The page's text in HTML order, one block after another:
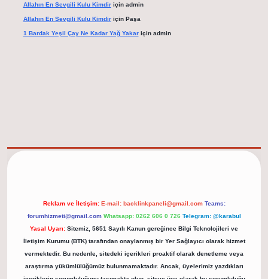
Allahın En Sevgili Kulu Kimdiriçin admin
Allahın En Sevgili Kulu Kimdiriçin Paşa
1 Bardak Yeşil Çay Ne Kadar Yağ Yakariçin admin
Reklam ve İletişim: E-mail: backlinkpaneli@gmail.com Teams:
forumhizmeti@gmail.com Whatsapp: 0262 606 0 726 Telegram: @karabul
Yasal Uyarı: Sitemiz, 5651 Sayılı Kanun gereğince Bilgi Teknolojileri ve
İletişim Kurumu (BTK) tarafından onaylanmış bir Yer Sağlayıcı olarak hizmet
vermektedir. Bu nedenle, sitedeki içerikleri proaktif olarak denetleme veya
araştırma yükümlülüğümüz bulunmamaktadır. Ancak, üyelerimiz yazdıkları